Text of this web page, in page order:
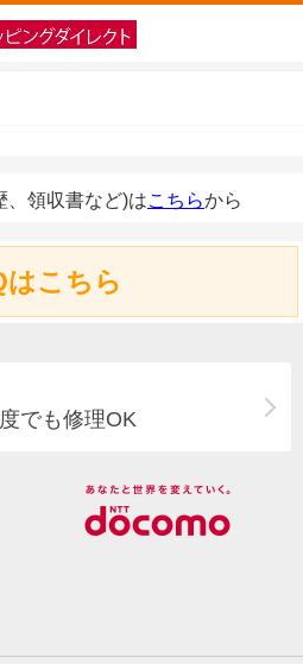
、領収書など)はこちらから
はこちら
でも修理OK